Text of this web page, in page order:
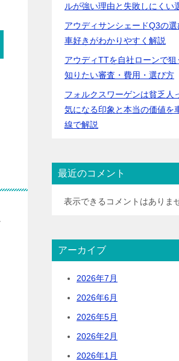
ルが強い理由と失敗しにくい
アウディサンシェードQ3の選
車好きがわかりやすく解説
アウディTTを自社ローンで狙
知りたい審査・費用・選び方
フォルクスワーゲンは貧乏人
気になる印象と本当の価値を
線で解説
最近のコメント
表示できるコメントはありま
アーカイブ
2026年7月
2026年6月
2026年5月
2026年2月
2026年1月